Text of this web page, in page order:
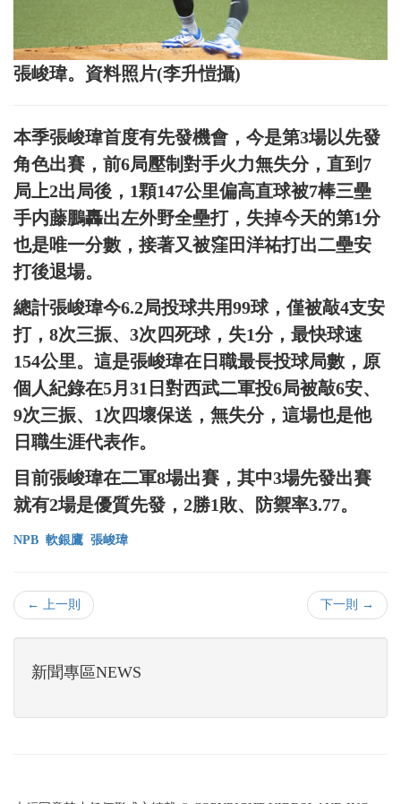
張峻瑋。資料照片(李升愷攝)
本季張峻瑋首度有先發機會，今是第3場以先發
角色出賽，前6局壓制對手火力無失分，直到7
局上2出局後，1顆147公里偏高直球被7棒三壘
手内藤鵬轟出左外野全壘打，失掉今天的第1分
也是唯一分數，接著又被窪田洋祐打出二壘安
打後退場。
總計張峻瑋今6.2局投球共用99球，僅被敲4支安
打，8次三振、3次四死球，失1分，最快球速
154公里。這是張峻瑋在日職最長投球局數，原
個人紀錄在5月31日對西武二軍投6局被敲6安、
9次三振、1次四壞保送，無失分，這場也是他
日職生涯代表作。
目前張峻瑋在二軍8場出賽，其中3場先發出賽
就有2場是優質先發，2勝1敗、防禦率3.77。
NPB 軟銀鷹 張峻瑋
← 上一則 下一則 →
新聞專區NEWS